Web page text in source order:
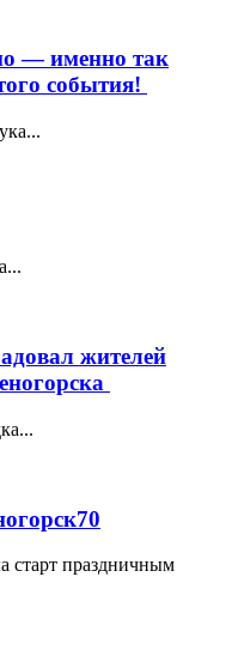
— именно так
события!
жителей
старт праздничным